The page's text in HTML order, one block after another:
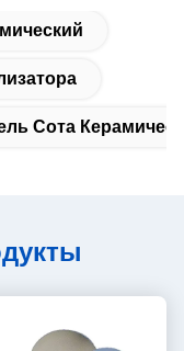
Сота